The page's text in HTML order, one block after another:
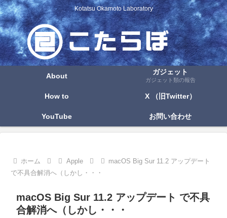
Kotatsu Okamoto Laboratory
About ガジェット
ガジェット類の報告
How to X （旧Twitter）
YouTube お問い合わせ
ホーム Apple
macOS Big Sur 11.2 アップデート
で不具合解消へ（しかし・・・
macOS Big Sur 11.2 アップデート で不具
合解消へ（しかし・・・